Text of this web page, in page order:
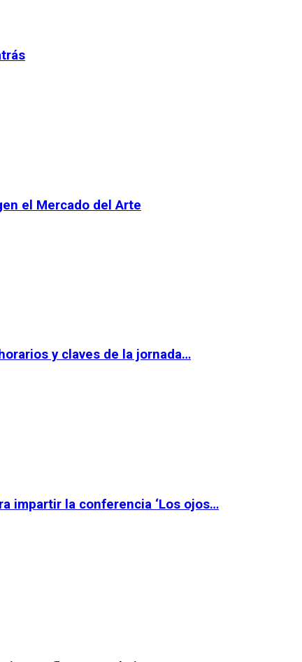
el Mercado del Arte
y claves de la jornada…
impartir la conferencia ‘Los ojos…